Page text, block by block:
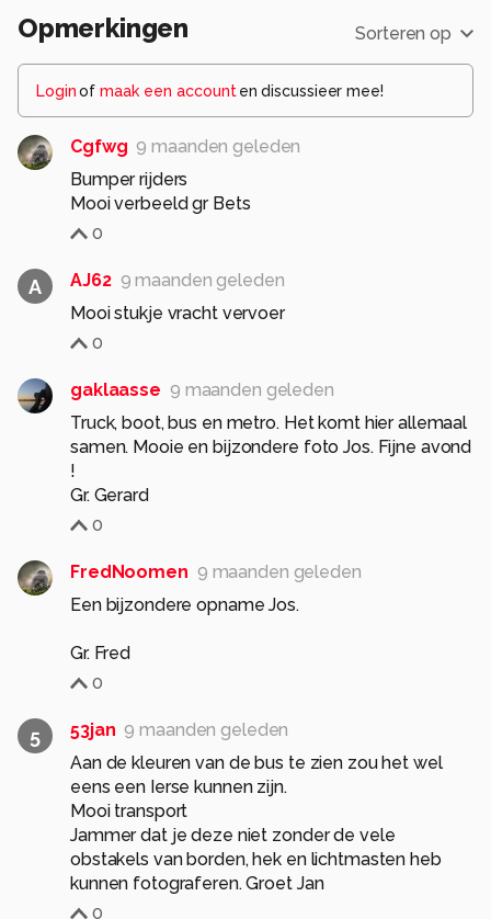
Opmerkingen Sorteren op
Loginof maak een account en discussieer mee!
Cgfwg 9 maanden geleden
Bumper rijders
Mooi verbeeld gr Bets
0
A AJ62 9 maanden geleden
Mooi stukje vracht vervoer
0
gaklaasse 9 maanden geleden
Truck, boot, bus en metro. Het komt hier allemaal
samen. Mooie en bijzondere foto Jos. Fijne avond
!
Gr. Gerard
0
FredNoomen 9 maanden geleden
Een bijzondere opname Jos.
Gr. Fred
0
5 53jan 9 maanden geleden
Aan de kleuren van de bus te zien zou het wel
eens een Ierse kunnen zijn.
Mooi transport
Jammer dat je deze niet zonder de vele
obstakels van borden, hek en lichtmasten heb
kunnen fotograferen. Groet Jan
0